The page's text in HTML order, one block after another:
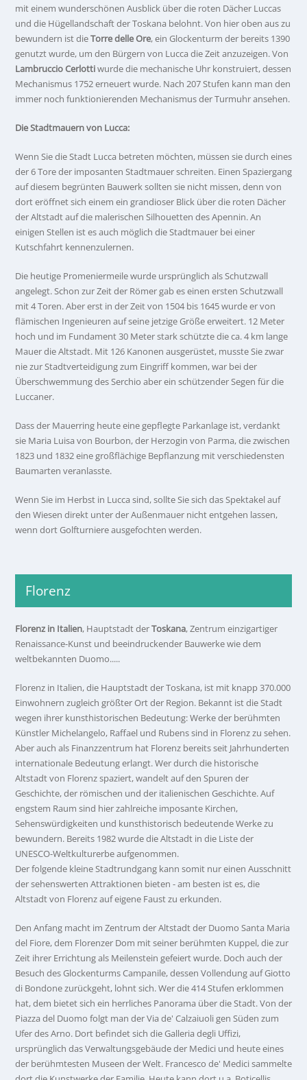
mit einem wunderschönen Ausblick über die roten Dächer Luccas
und die Hügellandschaft der Toskana belohnt. Von hier oben aus zu
bewundern ist dieTorre delle Ore, ein Glockenturm der bereits 1390
genutzt wurde, um den Bürgern von Lucca die Zeit anzuzeigen. Von
Lambruccio Cerlottiwurde die mechanische Uhr konstruiert, dessen
Mechanismus 1752 erneuert wurde. Nach 207 Stufen kann man den
immer noch funktionierenden Mechanismus der Turmuhr ansehen.
Die Stadtmauern von Lucca:
Wenn Sie die Stadt Lucca betreten möchten, müssen sie durch eines
der 6 Tore der imposanten Stadtmauer schreiten. Einen Spaziergang
auf diesem begrünten Bauwerk sollten sie nicht missen, denn von
dort eröffnet sich einem ein grandioser Blick über die roten Dächer
der Altstadt auf die malerischen Silhouetten des Apennin. An
einigen Stellen ist es auch möglich die Stadtmauer bei einer
Kutschfahrt kennenzulernen.
Die heutige Promeniermeile wurde ursprünglich als Schutzwall
angelegt. Schon zur Zeit der Römer gab es einen ersten Schutzwall
mit 4 Toren. Aber erst in der Zeit von 1504 bis 1645 wurde er von
flämischen Ingenieuren auf seine jetzige Größe erweitert. 12 Meter
hoch und im Fundament 30 Meter stark schützte die ca. 4 km lange
Mauer die Altstadt. Mit 126 Kanonen ausgerüstet, musste Sie zwar
nie zur Stadtverteidigung zum Eingriff kommen, war bei der
Überschwemmung des Serchio aber ein schützender Segen für die
Luccaner.
Dass der Mauerring heute eine gepflegte Parkanlage ist, verdankt
sie Maria Luisa von Bourbon, der Herzogin von Parma, die zwischen
1823 und 1832 eine großflächige Bepflanzung mit verschiedensten
Baumarten veranlasste.
Wenn Sie im Herbst in Lucca sind, sollte Sie sich das Spektakel auf
den Wiesen direkt unter der Außenmauer nicht entgehen lassen,
wenn dort Golfturniere ausgefochten werden.
Florenz
Florenz in Italien, Hauptstadt derToskana, Zentrum einzigartiger
Renaissance-Kunst und beeindruckender Bauwerke wie dem
weltbekannten Duomo.....
Florenz in Italien, die Hauptstadt der Toskana, ist mit knapp 370.000
Einwohnern zugleich größter Ort der Region. Bekannt ist die Stadt
wegen ihrer kunsthistorischen Bedeutung: Werke der berühmten
Künstler Michelangelo, Raffael und Rubens sind in Florenz zu sehen.
Aber auch als Finanzzentrum hat Florenz bereits seit Jahrhunderten
internationale Bedeutung erlangt. Wer durch die historische
Altstadt von Florenz spaziert, wandelt auf den Spuren der
Geschichte, der römischen und der italienischen Geschichte. Auf
engstem Raum sind hier zahlreiche imposante Kirchen,
Sehenswürdigkeiten und kunsthistorisch bedeutende Werke zu
bewundern. Bereits 1982 wurde die Altstadt in die Liste der
UNESCO-Weltkulturerbe aufgenommen.
Der folgende kleine Stadtrundgang kann somit nur einen Ausschnitt
der sehenswerten Attraktionen bieten - am besten ist es, die
Altstadt von Florenz auf eigene Faust zu erkunden.
Den Anfang macht im Zentrum der Altstadt der Duomo Santa Maria
del Fiore, dem Florenzer Dom mit seiner berühmten Kuppel, die zur
Zeit ihrer Errichtung als Meilenstein gefeiert wurde. Doch auch der
Besuch des Glockenturms Campanile, dessen Vollendung auf Giotto
di Bondone zurückgeht, lohnt sich. Wer die 414 Stufen erklommen
hat, dem bietet sich ein herrliches Panorama über die Stadt. Von der
Piazza del Duomo folgt man der Via de' Calzaiuoli gen Süden zum
Ufer des Arno. Dort befindet sich die Galleria degli Uffizi,
ursprünglich das Verwaltungsgebäude der Medici und heute eines
der berühmtesten Museen der Welt. Francesco de' Medici sammelte